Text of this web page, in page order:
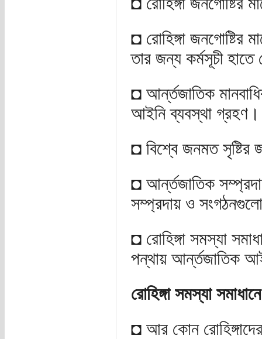
◘ রোহিঙ্গা জনগোষ্টির
তার জন্য কর্মসূচী হাতে
◘ আর্ন্তজাতিক
আইনি ব্যবস্থা গ্রহণ।
◘ বিশ্বে জনমত সৃষ্টির
◘ আর্ন্তজাতিক
সম্প্রদায় ও সংগঠনগুলো
◘ রোহিঙ্গা সমস্যা
পন্থায় আর্ন্তজাতিক
রোহিঙ্গা সমস্যা
◘ আর কোন